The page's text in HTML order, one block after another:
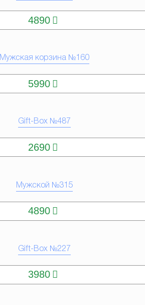
4890
Мужская корзина №160
5990
Gift-Box №487
2690
Мужской №315
КУПИТЬ
4890
Gift-Box №227
КУПИТЬ
3980